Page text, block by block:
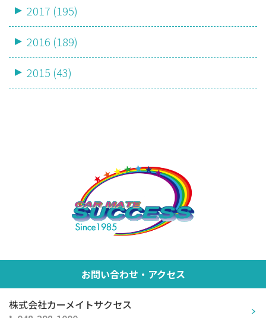
2017 (195)
2016 (189)
2015 (43)
お問い合わせ・アクセス
株式会社カーメイトサクセス